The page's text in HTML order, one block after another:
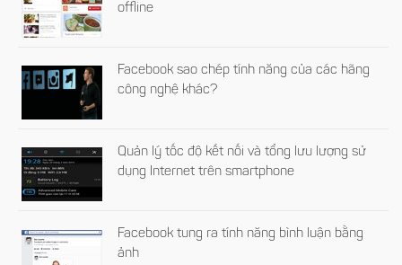
offline
Facebook sao chép tính năng của các hãng
công nghệ khác?
Quản lý tốc độ kết nối và tổng lưu lượng sử
dụng Internet trên smartphone
Facebook tung ra tính năng bình luận bằng
ảnh